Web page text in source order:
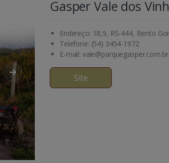
Gasper Vale dos
Endereço: 18,9, RS-444, Bento
Telefone: (54) 3454-1972
E-mail: vale@parquegasper.com.br
Site